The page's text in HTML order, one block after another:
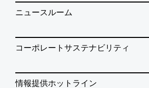
ニュースルーム
コーポレートサステナビリティ
情報提供ホットライン